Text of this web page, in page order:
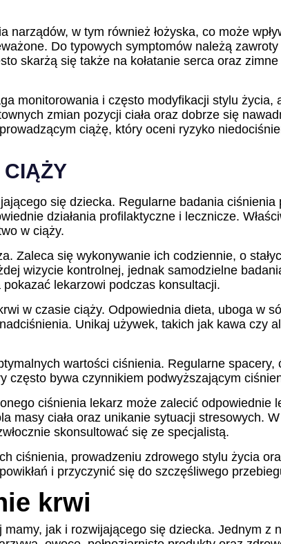
w tym również łożyska, co może
Do typowych symptomów należą zawroty
skarżą się także na kołatanie serca oraz zimne
monitorowania i często modyfikacji stylu życia,
zmian pozycji ciała oraz dobrze się
ciążę, który oceni ryzyko
się dziecka. Regularne badania ciśnienia
działania profilaktyczne i lecznicze.
w ciąży.
Zaleca się wykonywanie ich codziennie, o
wizycie kontrolnej, jednak samodzielne
lekarzowi podczas konsultacji.
w czasie ciąży. Odpowiednia dieta, uboga w
Unikaj używek, takich jak kawa czy
wartości ciśnienia. Regularne spacery,
często bywa czynnikiem podwyższającym
ciśnienia lekarz może zalecić odpowiednie
masy ciała oraz unikanie sytuacji stresowych.
skonsultować się ze specjalistą.
prowadzeniu zdrowego stylu życia
i przyczynić się do szczęśliwego
krwi
jak i rozwijającego się dziecka. Jednym z